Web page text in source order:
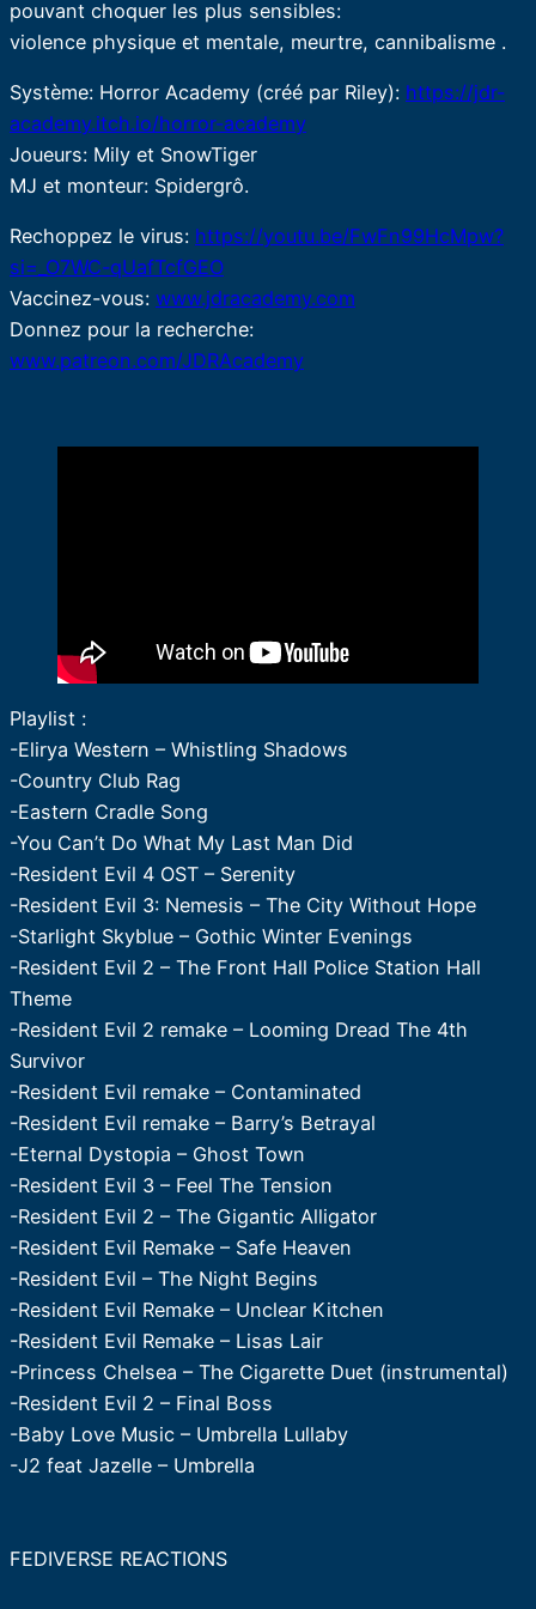
pouvant choquer les plus sensibles:
violence physique et mentale, meurtre, cannibalisme .
Système: Horror Academy (créé par Riley): https://jdr-
academy.itch.io/horror-academy
Joueurs: Mily et SnowTiger
MJ et monteur: Spidergrô.
Rechoppez le virus: https://youtu.be/FwFn99HcMpw?
si=_O7WC-qUafTcfGEO
Vaccinez-vous: www.jdracademy.com
Donnez pour la recherche:
www.patreon.com/JDRAcademy
Playlist :
-Elirya Western – Whistling Shadows
-Country Club Rag
-Eastern Cradle Song
-You Can’t Do What My Last Man Did
-Resident Evil 4 OST – Serenity
-Resident Evil 3: Nemesis – The City Without Hope
-Starlight Skyblue – Gothic Winter Evenings
-Resident Evil 2 – The Front Hall Police Station Hall
Theme
-Resident Evil 2 remake – Looming Dread The 4th
Survivor
-Resident Evil remake – Contaminated
-Resident Evil remake – Barry’s Betrayal
-Eternal Dystopia – Ghost Town
-Resident Evil 3 – Feel The Tension
-Resident Evil 2 – The Gigantic Alligator
-Resident Evil Remake – Safe Heaven
-Resident Evil – The Night Begins
-Resident Evil Remake – Unclear Kitchen
-Resident Evil Remake – Lisas Lair
-Princess Chelsea – The Cigarette Duet (instrumental)
-Resident Evil 2 – Final Boss
-Baby Love Music – Umbrella Lullaby
-J2 feat Jazelle – Umbrella
FEDIVERSE REACTIONS